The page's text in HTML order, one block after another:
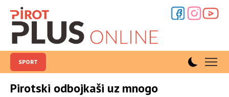
SPORT
Pirotski odbojkaši uz mnogo